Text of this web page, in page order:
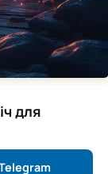
для